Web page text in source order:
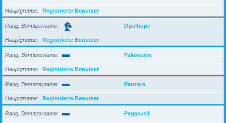
Hauptgruppe Registrierte Benutzer
Rang, Benutzername Opelhupe
Hauptgruppe Registrierte Benutzer
Rang, Benutzername Pakostane
Hauptgruppe Registrierte Benutzer
Rang, Benutzername Panzera
Hauptgruppe Registrierte Benutzer
Rang, Benutzername Pegasus1